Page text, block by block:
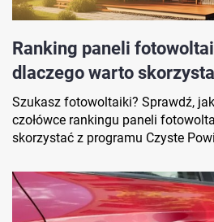
Ranking paneli
dlaczego warto
Szukasz fotowoltaiki? Sprawdź,
czołówce rankingu paneli
skorzystać z programu Czyste